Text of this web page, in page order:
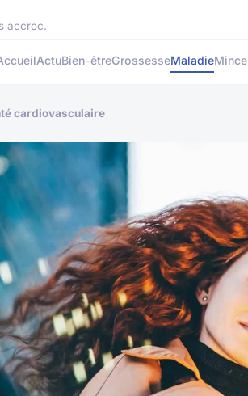
accroc.
ActuBien-êtreGrossesseMaladie
cardiovasculaire